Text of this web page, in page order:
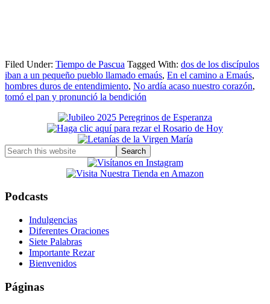
Filed Under: Tiempo de Pascua Tagged With: dos de los discípulos
iban a un pequeño pueblo llamado emaús, En el camino a Emaús,
hombres duros de entendimiento, No ardía acaso nuestro corazón,
tomó el pan y pronunció la bendición
Primary
Sidebar
Search
this
Podcasts
Indulgencias
Diferentes Oraciones
Siete Palabras
Importante Rezar
Bienvenidos
Páginas